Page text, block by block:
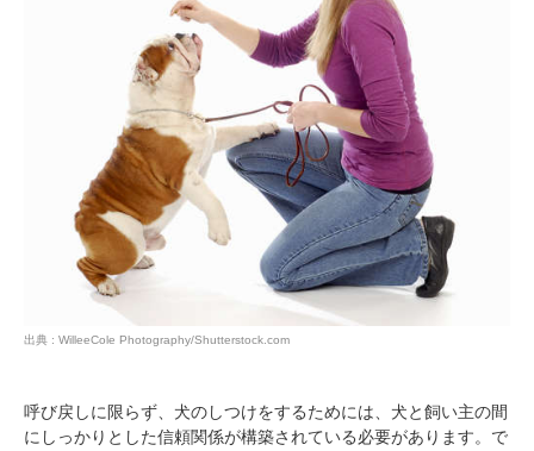
出典 : WilleeCole Photography/Shutterstock.com
呼び戻しに限らず、犬のしつけをするためには、犬と飼い主の間
にしっかりとした信頼関係が構築されている必要があります。で